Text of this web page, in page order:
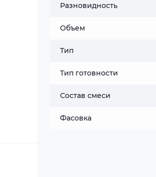
Разновидность
Объем
Тип
Тип готовности
Состав смеси
Фасовка